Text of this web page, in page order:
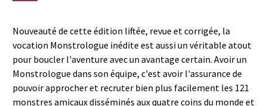
Nouveauté de cette édition liftée, revue et corrigée, la
vocation Monstrologue inédite est aussi un véritable atout
pour boucler l'aventure avec un avantage certain. Avoir un
Monstrologue dans son équipe, c'est avoir l'assurance de
pouvoir approcher et recruter bien plus facilement les 121
monstres amicaux disséminés aux quatre coins du monde et